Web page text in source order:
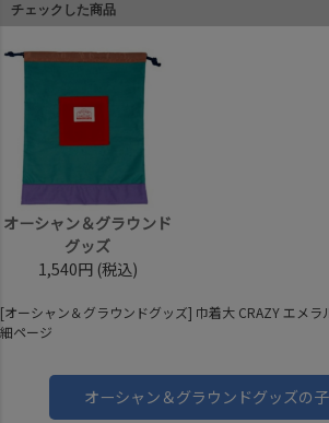
チェックした商品
オーシャン＆グラウンド
グッズ
1,540円 (税込)
[オーシャン＆グラウンドグッズ] 巾着大 CRAZY エメラ
細ページ
オーシャン＆グラウンドグッズの